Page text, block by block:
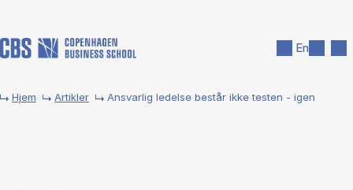
En
Hjem Artikler Ansvarlig ledelse består ikke testen - igen